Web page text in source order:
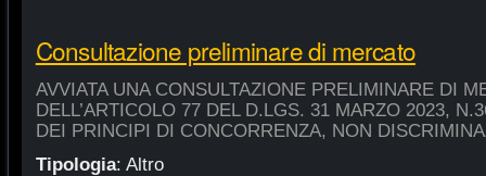
Consultazione preliminare di mercato
AVVIATA UNA CONSULTAZIONE PRELIMINARE DI
DELL’ARTICOLO 77 DEL D.LGS. 31 MARZO 2023,
DEI PRINCIPI DI CONCORRENZA, NON
Tipologia: Altro